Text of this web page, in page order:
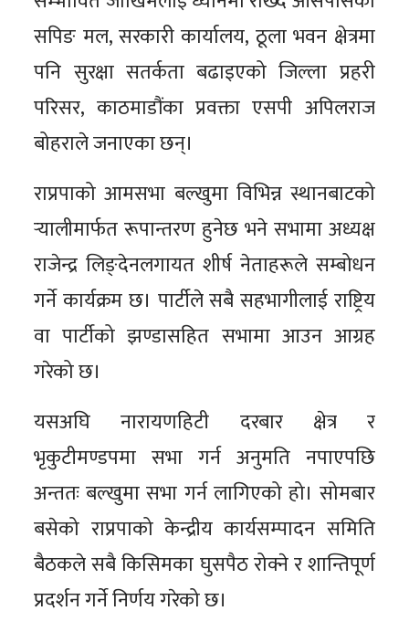
सपिङ मल, सरकारी कार्यालय, ठूला भवन क्षेत्रमा
पनि सुरक्षा सतर्कता बढाइएको जिल्ला प्रहरी
परिसर, काठमाडौंका प्रवक्ता एसपी अपिलराज
बोहराले जनाएका छन्।
राप्रपाको आमसभा बल्खुमा विभिन्न स्थानबाटको
र्‍यालीमार्फत रूपान्तरण हुनेछ भने सभामा अध्यक्ष
राजेन्द्र लिङ्देनलगायत शीर्ष नेताहरूले सम्बोधन
गर्ने कार्यक्रम छ। पार्टीले सबै सहभागीलाई राष्ट्रिय
वा पार्टीको झण्डासहित सभामा आउन आग्रह
गरेको छ।
यसअघि नारायणहिटी दरबार क्षेत्र र
भृकुटीमण्डपमा सभा गर्न अनुमति नपाएपछि
अन्ततः बल्खुमा सभा गर्न लागिएको हो। सोमबार
बसेको राप्रपाको केन्द्रीय कार्यसम्पादन समिति
बैठकले सबै किसिमका घुसपैठ रोक्ने र शान्तिपूर्ण
प्रदर्शन गर्ने निर्णय गरेको छ।